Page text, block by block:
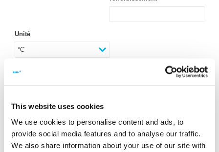
This website uses cookies
We use cookies to personalise content and ads, to
provide social media features and to analyse our traffic.
We also share information about your use of our site with
Unité
Éloignement entre l’OVC et les centrifugeuses en mm